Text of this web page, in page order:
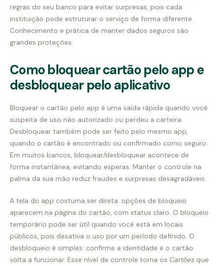
regras do seu banco para evitar surpresas, pois cada
instituição pode estruturar o serviço de forma diferente.
Conhecimento e prática de manter dados seguros são
grandes proteções.
Como bloquear cartão pelo app e
desbloquear pelo aplicativo
Bloquear o cartão pelo app é uma saída rápida quando você
suspeita de uso não autorizado ou perdeu a carteira.
Desbloquear também pode ser feito pelo mesmo app,
quando o cartão é encontrado ou confirmado como seguro.
Em muitos bancos, bloquear/desbloquear acontece de
forma instantânea, evitando esperas. Manter o controle na
palma da sua mão reduz fraudes e surpresas desagradáveis.
A tela do app costuma ser direta: opções de bloqueio
aparecem na página do cartão, com status claro. O bloqueio
temporário pode ser útil quando você está em locais
públicos, pois desativa o uso por um período definido. O
desbloqueio é simples: confirme a identidade e o cartão
volta a funcionar. Esse nível de controle torna os Cartões que